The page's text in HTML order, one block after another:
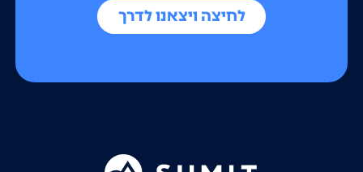
לחיצה ויצאנו לדרך